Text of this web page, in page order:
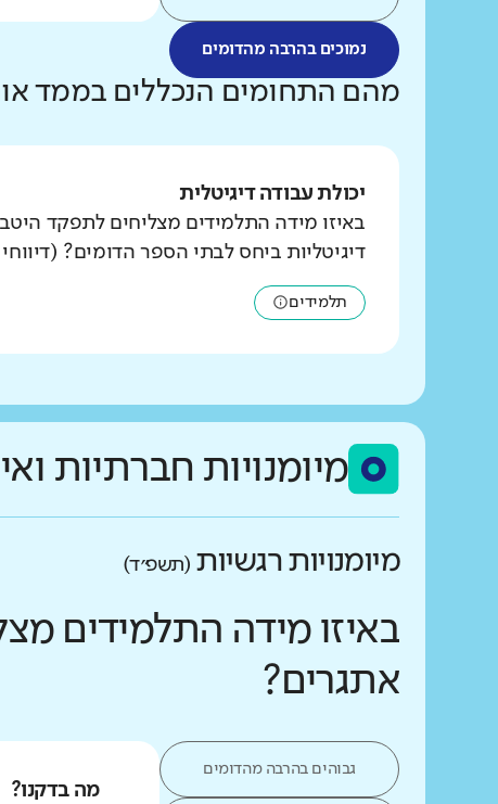
נמוכים בהרבה מהדומים
מהם התחומים הנכללים בממד
יכולת עבודה דיגיטלית
באיזו מידה התלמידים מצליחים לתפקד
דיגיטליות ביחס לבתי הספר הדומים?
תלמידים
מיומנויות חברתיות
מיומנויות רגשיות(תשפ״ד)
באיזו מידה התלמידים
אתגרים?
גבוהים בהרבה מהדומים
מה בדקנו?